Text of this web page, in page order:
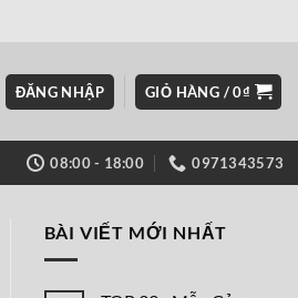
ĐĂNG NHẬP GIỎ HÀNG /0₫
08:00 - 18:00 0971343573
BÀI VIẾT MỚI NHẤT